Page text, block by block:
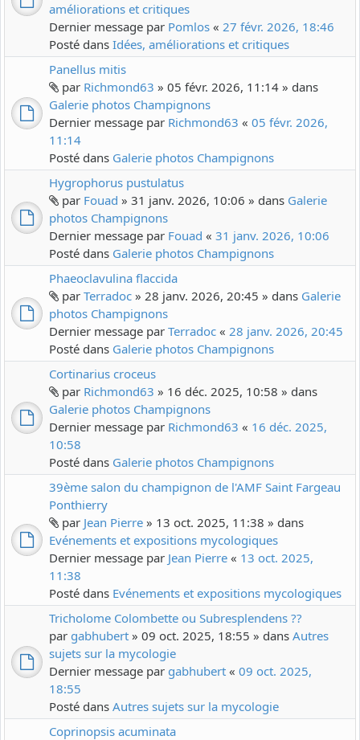
améliorations et critiques
Dernier message par Pomlos « 27 févr. 2026, 18:46
Posté dans Idées, améliorations et critiques
Panellus mitis
par Richmond63 » 05 févr. 2026, 11:14 » dans
Galerie photos Champignons
Dernier message par Richmond63 « 05 févr. 2026,
11:14
Posté dans Galerie photos Champignons
Hygrophorus pustulatus
par Fouad » 31 janv. 2026, 10:06 » dans Galerie
photos Champignons
Dernier message par Fouad « 31 janv. 2026, 10:06
Posté dans Galerie photos Champignons
Phaeoclavulina flaccida
par Terradoc » 28 janv. 2026, 20:45 » dans Galerie
photos Champignons
Dernier message par Terradoc « 28 janv. 2026, 20:45
Posté dans Galerie photos Champignons
Cortinarius croceus
par Richmond63 » 16 déc. 2025, 10:58 » dans
Galerie photos Champignons
Dernier message par Richmond63 « 16 déc. 2025,
10:58
Posté dans Galerie photos Champignons
39ème salon du champignon de l'AMF Saint Fargeau
Ponthierry
par Jean Pierre » 13 oct. 2025, 11:38 » dans
Evénements et expositions mycologiques
Dernier message par Jean Pierre « 13 oct. 2025,
11:38
Posté dans Evénements et expositions mycologiques
Tricholome Colombette ou Subresplendens ??
par gabhubert » 09 oct. 2025, 18:55 » dans Autres
sujets sur la mycologie
Dernier message par gabhubert « 09 oct. 2025,
18:55
Posté dans Autres sujets sur la mycologie
Coprinopsis acuminata